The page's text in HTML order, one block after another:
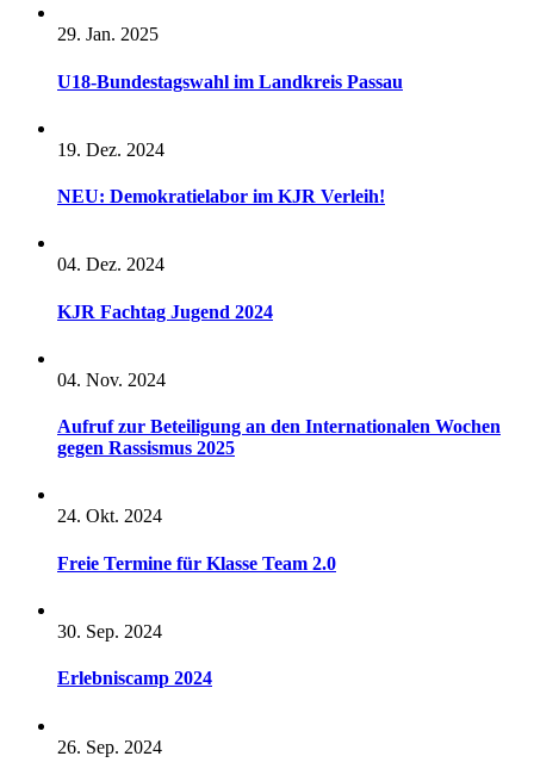
29. Jan. 2025
U18-Bundestagswahl im Landkreis Passau
19. Dez. 2024
NEU: Demokratielabor im KJR Verleih!
04. Dez. 2024
KJR Fachtag Jugend 2024
04. Nov. 2024
Aufruf zur Beteiligung an den Internationalen Wochen
gegen Rassismus 2025
24. Okt. 2024
Freie Termine für Klasse Team 2.0
30. Sep. 2024
Erlebniscamp 2024
26. Sep. 2024